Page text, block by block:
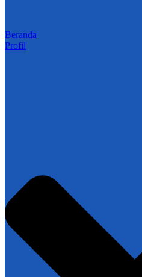
Beranda
Profil